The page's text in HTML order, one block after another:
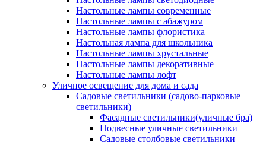
Настольные лампы современные
Настольные лампы с абажуром
Настольные лампы флористика
Настольная лампа для школьника
Настольные лампы хрустальные
Настольные лампы декоративные
Настольные лампы лофт
Уличное освещение для дома и сада
Садовые светильники (садово-парковые
светильники)
Фасадные светильники(уличные бра)
Подвесные уличные светильники
Садовые столбовые светильники